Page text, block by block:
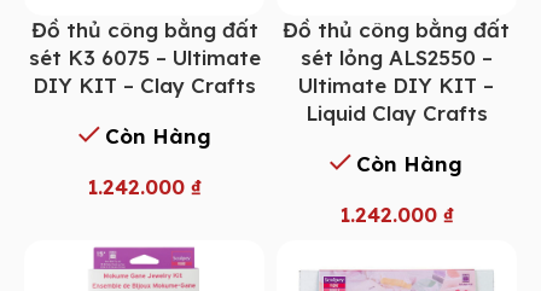
Đồ thủ công bằng đất
sét K3 6075 – Ultimate
DIY KIT – Clay Crafts
Còn Hàng
1.242.000 ₫
Đồ thủ công bằng đất
sét lỏng ALS2550 –
Ultimate DIY KIT –
Liquid Clay Crafts
Còn Hàng
1.242.000 ₫